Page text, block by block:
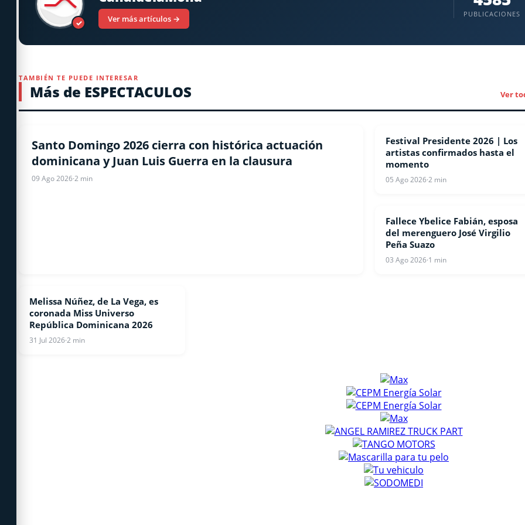
✓ Ver más artículos → PUBLICACIONES
TAMBIÉN TE PUEDE INTERESAR
Más de ESPECTACULOS Ver
Santo Domingo 2026 cierra con histórica actuación
dominicana y Juan Luis Guerra en la clausura
09 Ago 2026·2 min
ESPECTACULOS
Festival Presidente 2026 | Los
artistas confirmados hasta el
momento
05 Ago 2026·2 min
ESPECTACULOS
Fallece Ybelice Fabián, esposa
del merenguero José Virgilio
Peña Suazo
03 Ago 2026·1 min
ESPECTACULOS
Melissa Núñez, de La Vega, es
coronada Miss Universo
República Dominicana 2026
31 Jul 2026·2 min